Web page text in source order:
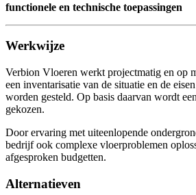
functionele en technische toepassingen
Werkwijze
Verbion Vloeren werkt projectmatig en op
een inventarisatie van de situatie en de
worden gesteld. Op basis daarvan wordt
gekozen.
Door ervaring met uiteenlopende
bedrijf ook complexe vloerproblemen
afgesproken budgetten.
Alternatieven